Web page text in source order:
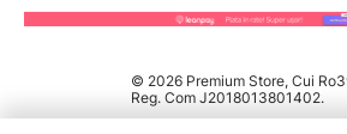
© 2026 Premium Store, Cui
Reg. Com J2018013801402.